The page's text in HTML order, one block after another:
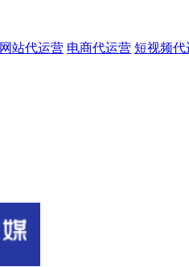
网站代运营 电商代运营 短视频代